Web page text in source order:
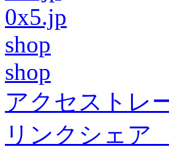
0x5.jp
shop
shop
アクセスト
リンクシェア